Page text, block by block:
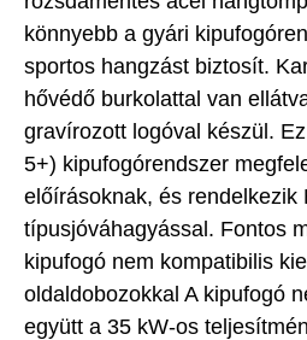
könnyebb a gyári
sportos hangzást biztosít.
hővédő burkolattal van
gravírozott logóval készül.
5+) kipufogórendszer
előírásoknak, és rendelkezik
típusjóváhagyással. Fontos
kipufogó nem kompatibilis
oldaldobozokkal A kipufogó
együtt a 35 kW-os